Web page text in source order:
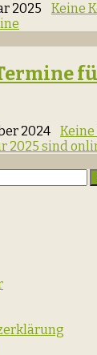
2025 Keine
2024
2025 sind